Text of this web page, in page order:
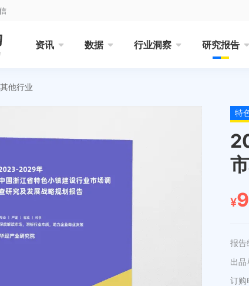
资讯 数据 行业洞察 研究报告
其他行业
特
¥
报告
出品
订购